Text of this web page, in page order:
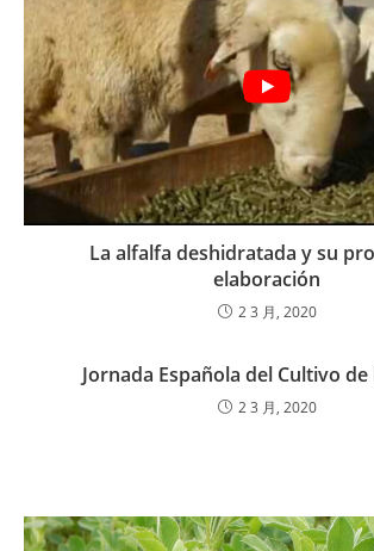
La alfalfa deshidratada y su
elaboración
2 3 月, 2020
Jornada Española del Cultivo
2 3 月, 2020